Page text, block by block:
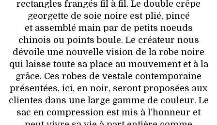
rectangles frangés fil à fil. Le double crêpe
georgette de soie noire est plié, pincé
et assemblé main par de petits noeuds
chinois ou points boule. Le créateur nous
dévoile une nouvelle vision de la robe noire
qui laisse toute sa place au mouvement et à la
grâce. Ces robes de vestale contemporaine
présentées, ici, en noir, seront proposées aux
clientes dans une large gamme de couleur. Le
sac en compression est mis à l’honneur et